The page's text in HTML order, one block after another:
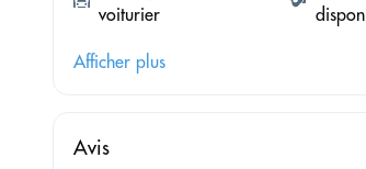
voiturier
Afficher plus
Avis